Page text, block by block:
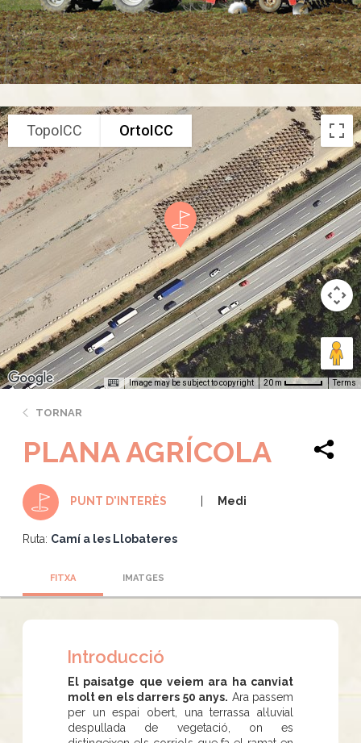
TopoICC OrtoICC
Image may be subject to copyright 20 m Terms
TORNAR
PLANA AGRÍCOLA
PUNT D'INTERÈS Medi
Ruta: Camí a les Llobateres
FITXA IMATGES
Introducció
El paisatge que veiem ara ha canviat
molt en els darrers 50 anys. Ara passem
per un espai obert, una terrassa al·luvial
despullada de vegetació, on es